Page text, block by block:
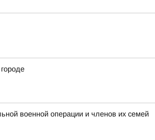
военной операции и членов их семей